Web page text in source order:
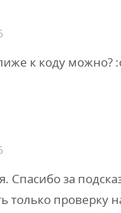
к коду можно?
Спасибо за
только проверку